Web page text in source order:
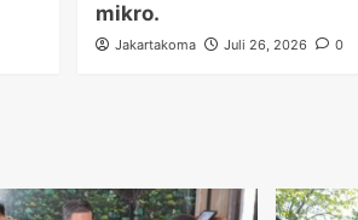
mikro.
Jakartakoma Juli 26, 2026 0